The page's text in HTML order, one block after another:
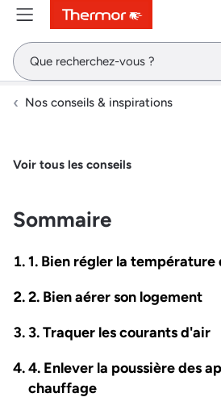
ContenuMenuRecherche
Nos conseils & inspirations
Voir tous les conseils
Sommaire
1. Bien régler la température
2. Bien aérer son logement
3. Traquer les courants d'air
4. Enlever la poussière des
chauffage